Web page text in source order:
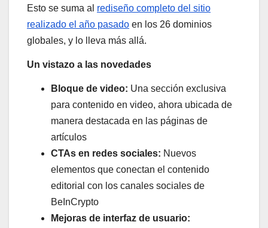
Esto se suma al rediseño completo del sitio
realizado el año pasado en los 26 dominios
globales, y lo lleva más allá.
Un vistazo a las novedades
Bloque de video: Una sección exclusiva
para contenido en video, ahora ubicada de
manera destacada en las páginas de
artículos
CTAs en redes sociales: Nuevos
elementos que conectan el contenido
editorial con los canales sociales de
BeInCrypto
Mejoras de interfaz de usuario: